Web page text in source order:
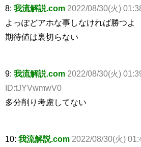
8: 我流解説.com 2022/08/30(火)
よっぽどアホな事しなければ勝つよ
期待値は裏切らない
9: 我流解説.com 2022/08/30(火)
ID:tJYVwmwV0
多分削り考慮してない
10: 我流解説.com 2022/08/30(火)